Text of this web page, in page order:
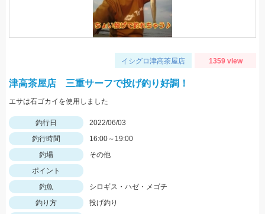
イシグロ津高茶屋店 1359 view
津高茶屋店 三重サーフで投げ釣り好調！
エサは石ゴカイを使用しました
釣行日
2022/06/03
釣行時間
16:00～19:00
釣場
その他
ポイント
釣魚
シロギス・ハゼ・メゴチ
釣り方
投げ釣り